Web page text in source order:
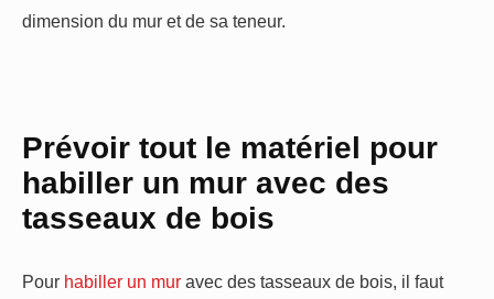
dimension du mur et de sa teneur.
Prévoir tout le matériel pour
habiller un mur avec des
tasseaux de bois
Pour habiller un mur avec des tasseaux de bois, il faut